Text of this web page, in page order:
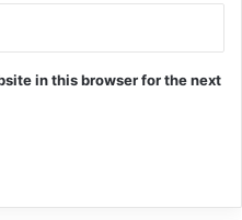
in this browser for the next